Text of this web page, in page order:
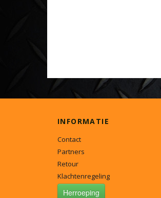
INFORMATIE
Contact
Partners
Retour
Klachtenregeling
Herroeping